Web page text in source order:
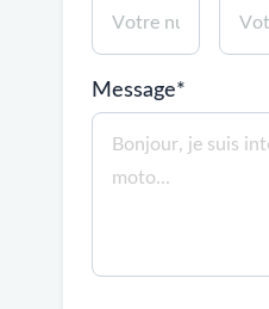
Message*